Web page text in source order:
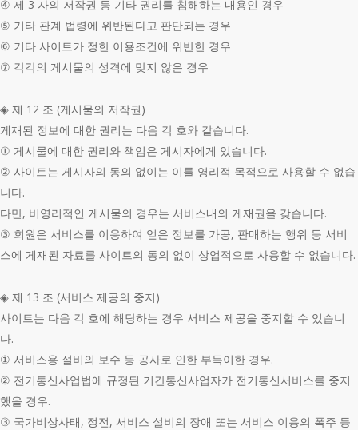
④ 제 3 자의 저작권 등 기타 권리를 침해하는 내용인 경우
⑤ 기타 관계 법령에 위반된다고 판단되는 경우
⑥ 기타 사이트가 정한 이용조건에 위반한 경우
⑦ 각각의 게시물의 성격에 맞지 않은 경우
◈ 제 12 조 (게시물의 저작권)
게재된 정보에 대한 권리는 다음 각 호와 같습니다.
① 게시물에 대한 권리와 책임은 게시자에게 있습니다.
② 사이트는 게시자의 동의 없이는 이를 영리적 목적으로 사용할 수 없습
니다.
다만, 비영리적인 게시물의 경우는 서비스내의 게재권을 갖습니다.
③ 회원은 서비스를 이용하여 얻은 정보를 가공, 판매하는 행위 등 서비
스에 게재된 자료를 사이트의 동의 없이 상업적으로 사용할 수 없습니다.
◈ 제 13 조 (서비스 제공의 중지)
사이트는 다음 각 호에 해당하는 경우 서비스 제공을 중지할 수 있습니
다.
① 서비스용 설비의 보수 등 공사로 인한 부득이한 경우.
② 전기통신사업법에 규정된 기간통신사업자가 전기통신서비스를 중지
했을 경우.
③ 국가비상사태, 정전, 서비스 설비의 장애 또는 서비스 이용의 폭주 등